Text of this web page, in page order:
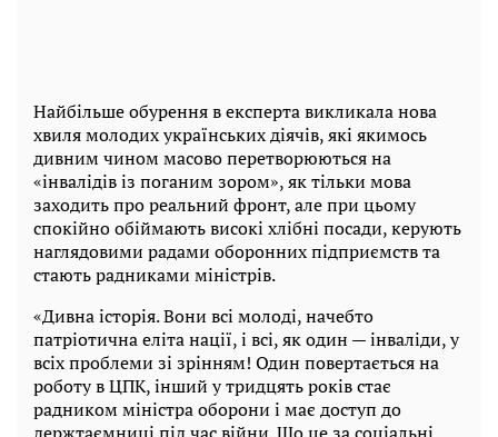
Найбільше обурення в експерта викликала нова
хвиля молодих українських діячів, які якимось
дивним чином масово перетворюються на
«інвалідів із поганим зором», як тільки мова
заходить про реальний фронт, але при цьому
спокійно обіймають високі хлібні посади, керують
наглядовими радами оборонних підприємств та
стають радниками міністрів.
«Дивна історія. Вони всі молоді, начебто
патріотична еліта нації, і всі, як один — інваліди, у
всіх проблеми зі зрінням! Один повертається на
роботу в ЦПК, інший у тридцять років стає
радником міністра оборони і має доступ до